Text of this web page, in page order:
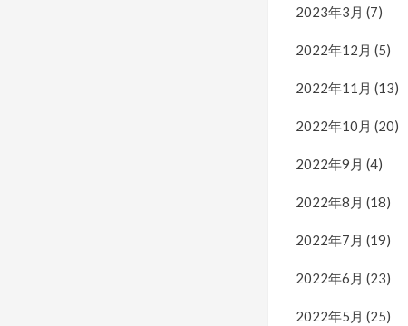
2023年3月 (7)
2022年12月 (5)
2022年11月 (13)
2022年10月 (20)
2022年9月 (4)
2022年8月 (18)
2022年7月 (19)
2022年6月 (23)
2022年5月 (25)